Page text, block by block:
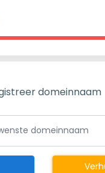
domeinnaam